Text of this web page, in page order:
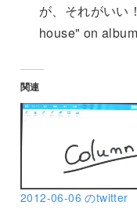
が、それがいい
house" on
関連
2012-06-06 のtwitter